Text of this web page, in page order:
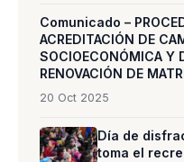
Comunicado –
ACREDITACIÓN DE
SOCIOECONÓMICA Y
RENOVACIÓN DE
20 Oct 2025
Día de
toma el